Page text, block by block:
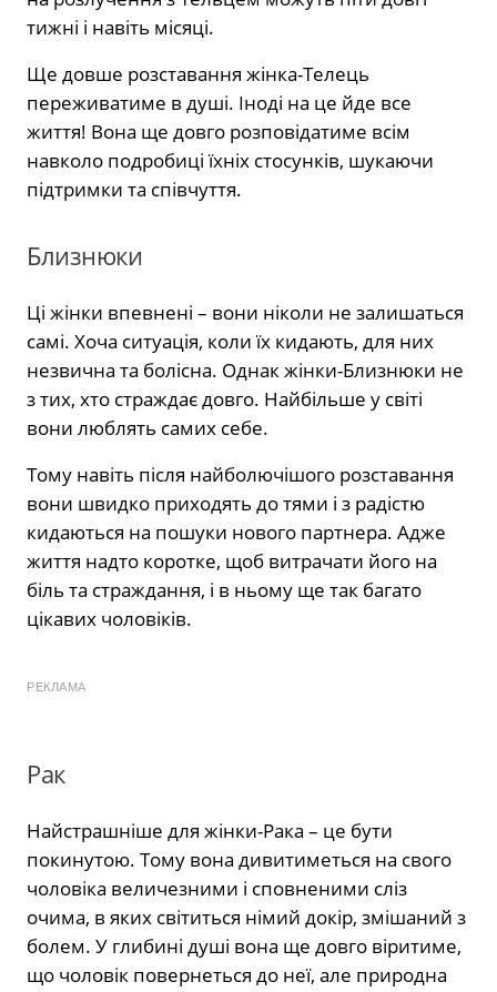
тижні і навіть місяці.
Ще довше розставання жінка-Телець
переживатиме в душі. Іноді на це йде все
життя! Вона ще довго розповідатиме всім
навколо подробиці їхніх стосунків, шукаючи
підтримки та співчуття.
Близнюки
Ці жінки впевнені – вони ніколи не залишаться
самі. Хоча ситуація, коли їх кидають, для них
незвична та болісна. Однак жінки-Близнюки не
з тих, хто страждає довго. Найбільше у світі
вони люблять самих себе.
Тому навіть після найболючішого розставання
вони швидко приходять до тями і з радістю
кидаються на пошуки нового партнера. Адже
життя надто коротке, щоб витрачати його на
біль та страждання, і в ньому ще так багато
цікавих чоловіків.
РЕКЛАМА
Рак
Найстрашніше для жінки-Рака – це бути
покинутою. Тому вона дивитиметься на свого
чоловіка величезними і сповненими сліз
очима, в яких світиться німий докір, змішаний з
болем. У глибині душі вона ще довго віритиме,
що чоловік повернеться до неї, але природна